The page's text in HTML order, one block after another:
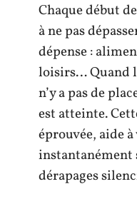
Chaque début
à ne pas
dépense :
loisirs… Quand
n’y a pas de
est atteinte.
éprouvée, aide
instantanément
dérapages